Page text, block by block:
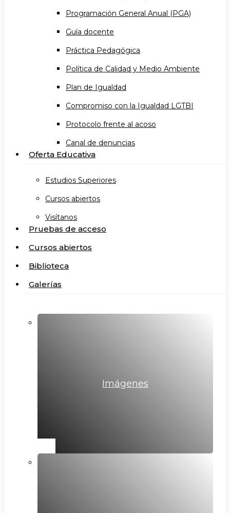
Programación General Anual (PGA)
Guía docente
Práctica Pedagógica
Política de Calidad y Medio Ambiente
Plan de Igualdad
Compromiso con la Igualdad LGTBI
Protocolo frente al acoso
Canal de denuncias
Oferta Educativa
Estudios Superiores
Cursos abiertos
Visítanos
Pruebas de acceso
Cursos abiertos
Biblioteca
Galerías
Imágenes